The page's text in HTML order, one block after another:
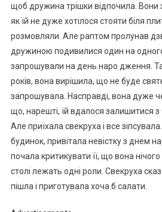
щоб дружина трішки відпочила. Вони
як їй не дуже хотілося стояти біля
розмовляли. Але раптом пролунав
дружиною подивилися один на
запрошували на день наро дження.
років, вона вирішила, що не буде
запрошувала. Насправді, вона дуже
що, нарешті, їй вдалося залишитися з
Але приїхала свекруха і все
будинок, привітала невістку з днем
почала критикувати її, що вона
столі лежать одні роли. Свекруха
пішла і приготувала хоча б салати.